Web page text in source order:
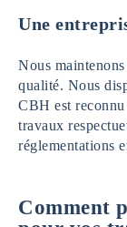
Une
Nous
qualité. Nous
CBH est reconnu
travaux
réglementations
Comment